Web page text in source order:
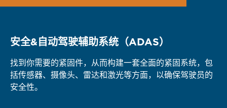
安全&自动驾驶辅助系统（ADAS）
找到你需要的紧固件，从而构建一套全面的紧固系统，包
括传感器、摄像头、雷达和激光等方面，以确保驾驶员的
安全性。
动力系统
专为电动车、混合动力车和内燃机车动力部件设计的紧固
解决方案。
信息娱乐与连接
为信息娱乐与连接部件寻找合适的紧固件，如平视显示
器、GPU、语音识别传感器等组件。
车身电子设备
为您探索适合于车身电子部件设计的紧固件解决方案，包
括座椅舒适性和控制装置、暖通空调、车窗控制装置等。